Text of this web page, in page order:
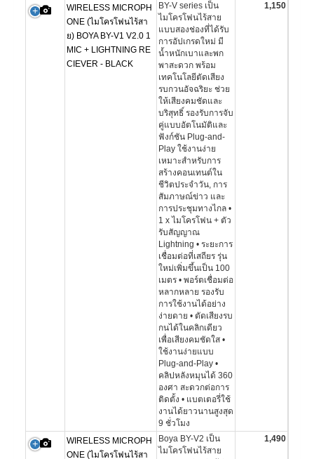
WIRELESS MICROPH
ONE (ไมโครโฟนไร้สา
ย) BOYA BY-V1 V2.0 1
MIC + LIGHTNING RE
CIEVER - BLACK
BY-V series เป็น
ไมโครโฟนไร้สาย
แบบสองช่องที่ได้รับ
การอัปเกรดใหม่ มี
น้ำหนักเบาและพก
พาสะดวก พร้อม
เทคโนโลยีตัดเสียง
รบกวนอัจฉริยะ ช่วย
ให้เสียงคมชัดและ
บริสุทธิ์ รองรับการจับ
คู่แบบอัตโนมัติและ
ฟังก์ชัน Plug-and-
Play ใช้งานง่าย
เหมาะสำหรับการ
สร้างคอนเทนต์ใน
ชีวิตประจำวัน, การ
สัมภาษณ์ข่าว และ
การประชุมทางไกล •
1 x ไมโครโฟน + ตัว
รับสัญญาณ
Lightning • ระยะการ
เชื่อมต่อที่เสถียร รุ่น
ใหม่เพิ่มขึ้นเป็น 100
เมตร • พอร์ตเชื่อมต่อ
หลากหลาย รองรับ
การใช้งานได้อย่าง
ง่ายดาย • ตัดเสียงรบ
กนได้ในคลิกเดียว
เพื่อเสียงคมชัดใส •
ใช้งานง่ายแบบ
Plug-and-Play •
คลิปหลังหมุนได้ 360
องศา สะดวกต่อการ
ติดตั้ง • แบตเตอรี่ใช้
งานได้ยาวนานสูงสุด
9 ชั่วโมง
1,150
WIRELESS MICROPH
ONE (ไมโครโฟนไร้สา
Boya BY-V2 เป็น
ไมโครโฟนไร้สาย
1,490